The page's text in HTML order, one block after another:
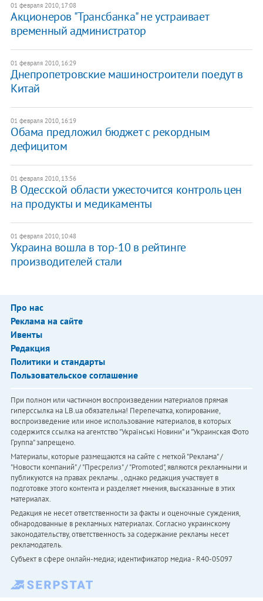
01 февраля 2010, 17:08
Акционеров "Трансбанка" не устраивает
временный администратор
01 февраля 2010, 16:29
Днепропетровские машиностроители поедут в
Китай
01 февраля 2010, 16:19
Обама предложил бюджет с рекордным
дефицитом
01 февраля 2010, 13:56
В Одесской области ужесточится контроль цен
на продукты и медикаменты
01 февраля 2010, 10:48
Украина вошла в тор-10 в рейтинге
производителей стали
Про нас
Реклама на сайте
Ивенты
Редакция
Политики и стандарты
Пользовательское соглашение
При полном или частичном воспроизведении материалов прямая
гиперссылка на LB.ua обязательна! Перепечатка, копирование,
воспроизведение или иное использование материалов, в которых
содержится ссылка на агентство "Українськi Новини" и "Украинская Фото
Группа" запрещено.
Материалы, которые размещаются на сайте с меткой "Реклама" /
"Новости компаний" / "Пресрелиз" / "Promoted", являются рекламными и
публикуются на правах рекламы. , однако редакция участвует в
подготовке этого контента и разделяет мнения, высказанные в этих
материалах.
Редакция не несет ответственности за факты и оценочные суждения,
обнародованные в рекламных материалах. Согласно украинскому
законодательству, ответственность за содержание рекламы несет
рекламодатель.
Субъект в сфере онлайн-медиа; идентификатор медиа - R40-05097